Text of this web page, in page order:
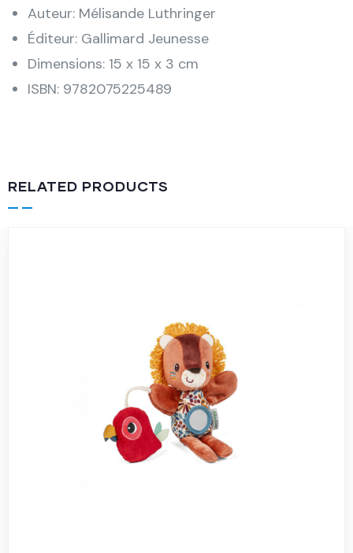
Auteur: Mélisande Luthringer
Éditeur: Gallimard Jeunesse
Dimensions: 15 x 15 x 3 cm
ISBN: 9782075225489
RELATED PRODUCTS